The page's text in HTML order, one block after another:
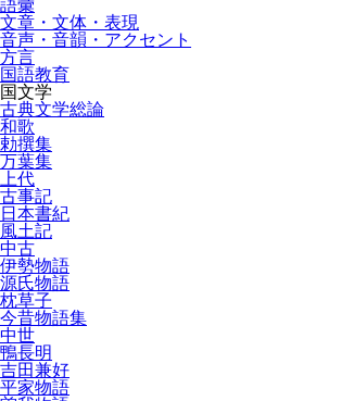
語彙
文章・文体・表現
音声・音韻・アクセント
方言
国語教育
国文学
古典文学総論
和歌
勅撰集
万葉集
上代
古事記
日本書紀
風土記
中古
伊勢物語
源氏物語
枕草子
今昔物語集
中世
鴨長明
吉田兼好
平家物語